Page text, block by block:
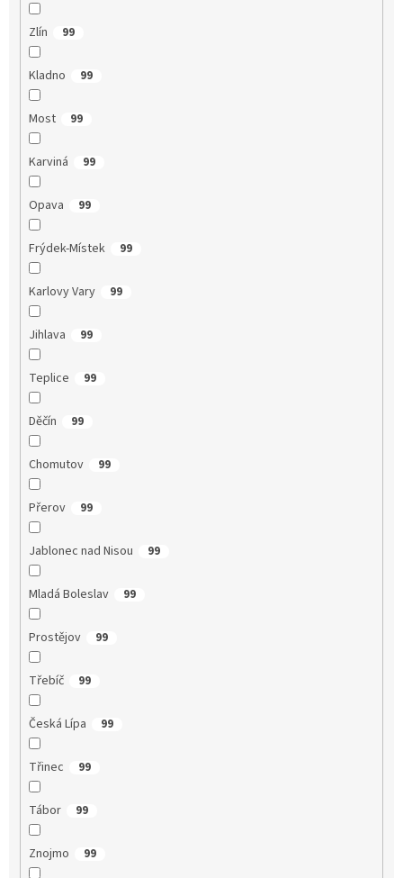
Zlín 99
Kladno 99
Most 99
Karviná 99
Opava 99
Frýdek-Místek 99
Karlovy Vary 99
Jihlava 99
Teplice 99
Děčín 99
Chomutov 99
Přerov 99
Jablonec nad Nisou 99
Mladá Boleslav 99
Prostějov 99
Třebíč 99
Česká Lípa 99
Třinec 99
Tábor 99
Znojmo 99